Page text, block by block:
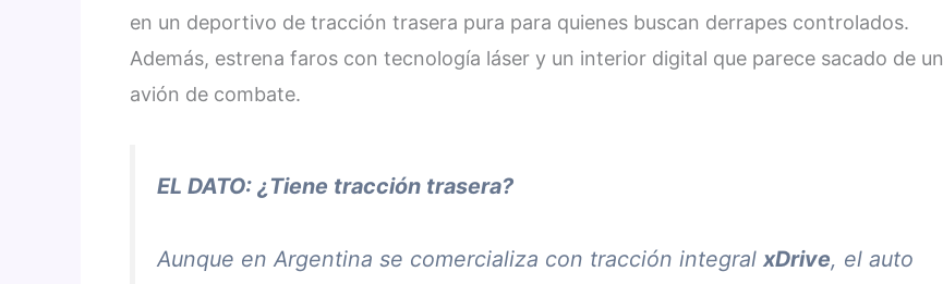
en un deportivo de tracción trasera pura para quienes buscan derrapes controlados.
Además, estrena faros con tecnología láser y un interior digital que parece sacado de un
avión de combate.
EL DATO: ¿Tiene tracción trasera?
Aunque en Argentina se comercializa con tracción integral xDrive, el auto